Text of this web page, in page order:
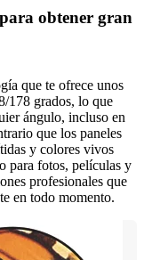
obtener gran
que te ofrece unos
178 grados, lo que
ángulo, incluso en
que los paneles
y colores vivos
para fotos, películas y
profesionales que
en todo momento.